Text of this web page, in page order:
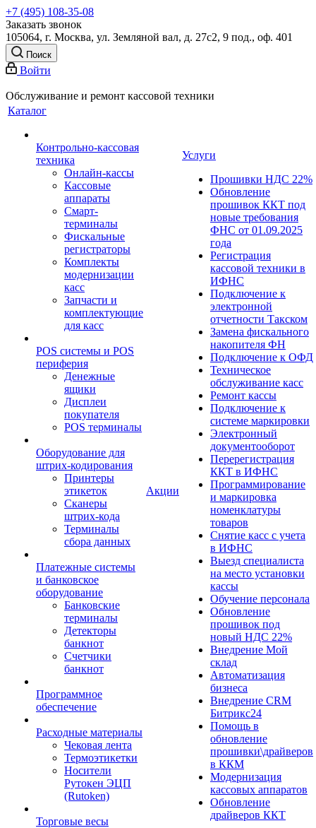
+7 (495) 108-35-08
Заказать звонок
105064, г. Москва, ул. Земляной вал, д. 27с2, 9 под., оф. 401
Поиск
Войти
Обслуживание и ремонт кассовой техники
Каталог
Контрольно-кассовая
техника
Онлайн-кассы
Кассовые
аппараты
Смарт-
терминалы
Фискальные
регистраторы
Комплекты
модернизации
касс
Запчасти и
комплектующие
для касс
POS системы и POS
периферия
Денежные
ящики
Дисплеи
покупателя
POS терминалы
Оборудование для
штрих-кодирования
Принтеры
этикеток
Сканеры
штрих-кода
Терминалы
сбора данных
Платежные системы
и банковское
оборудование
Банковские
терминалы
Детекторы
банкнот
Счетчики
банкнот
Программное
обеспечение
Расходные материалы
Чековая лента
Термоэтикетки
Носители
Рутокен ЭЦП
(Rutoken)
Торговые весы
Акции
Услуги
Прошивки НДС 22%
Обновление
прошивок ККТ под
новые требования
ФНС от 01.09.2025
года
Регистрация
кассовой техники в
ИФНС
Подключение к
электронной
отчетности Такском
Замена фискального
накопителя ФН
Подключение к ОФД
Техническое
обслуживание касс
Ремонт кассы
Подключение к
системе маркировки
Электронный
документооборот
Перерегистрация
ККТ в ИФНС
Программирование
и маркировка
номенклатуры
товаров
Снятие касс с учета
в ИФНС
Выезд специалиста
на место установки
кассы
Обучение персонала
Обновление
прошивок под
новый НДС 22%
Внедрение Мой
склад
Автоматизация
бизнеса
Внедрение CRM
Битрикс24
Помощь в
обновление
прошивки\драйверов
в ККМ
Модернизация
кассовых аппаратов
Обновление
драйверов ККТ